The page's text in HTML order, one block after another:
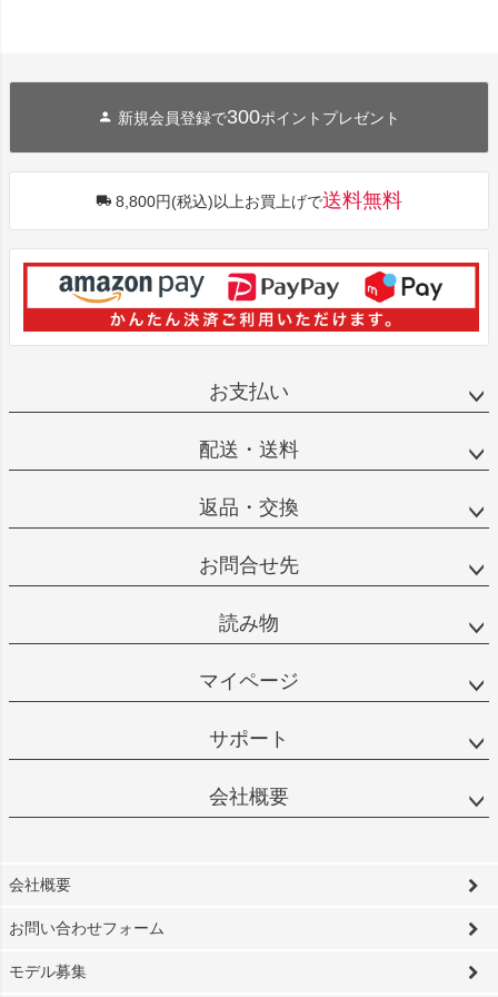
新規会員登録で300ポイントプレゼント
8,800円(税込)以上お買上げで送料無料
お支払い
配送・送料
返品・交換
お問合せ先
読み物
マイページ
サポート
会社概要
会社概要
お問い合わせフォーム
モデル募集